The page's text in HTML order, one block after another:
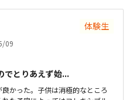
体験生
09
でとりあえず始...
かった。子供は消極的なところ